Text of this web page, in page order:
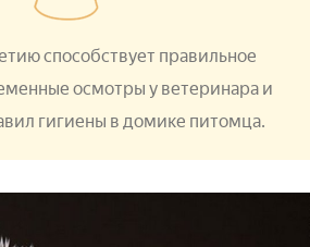
способствует правильное
осмотры у ветеринара и
гигиены в домике питомца.